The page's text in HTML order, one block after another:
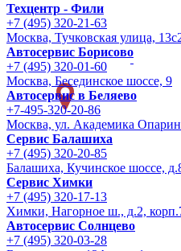
Техцентр - Фили
+7 (495) 320-21-63
Москва, Тучковская улица,
Автосервис Борисово
+7 (495) 320-01-60
Москва, Бесединское шоссе, 9
Автосервис в Беляево
+7-495-320-20-86
Москва, ул. Академика
Сервис Балашиха
+7 (495) 320-20-85
Балашиха, Кучинское шоссе,
Сервис Химки
+7 (495) 320-17-13
Химки, Нагорное ш., д.2,
Автосервис Солнцево
+7 (495) 320-03-28